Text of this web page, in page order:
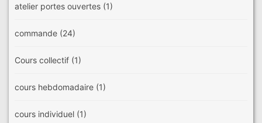
atelier portes ouvertes (1)
commande (24)
Cours collectif (1)
cours hebdomadaire (1)
cours individuel (1)